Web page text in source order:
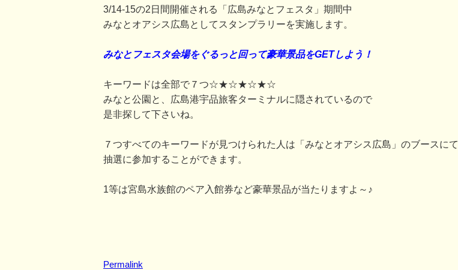
3/14-15の2日間開催される「広島みなとフェスタ」期間中
みなとオアシス広島としてスタンプラリーを実施します。
みなとフェスタ会場をぐるっと回って豪華景品をGETしよう！
キーワードは全部で７つ☆★☆★☆★☆
みなと公園と、広島港宇品旅客ターミナルに隠されているので
是非探して下さいね。
７つすべてのキーワードが見つけられた人は「みなとオアシス広島」のブースにて
抽選に参加することができます。
1等は宮島水族館のペア入館券など豪華景品が当たりますよ～♪
Permalink